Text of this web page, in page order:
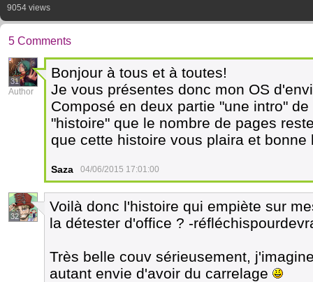
9054 views
5 Comments
31
Author
Bonjour à tous et à toutes!
Je vous présentes donc mon OS
Composé en deux partie "une intro"
"histoire" que le nombre de pages
que cette histoire vous plaira et
Saza 04/06/2015 17:01:00
32
Voilà donc l'histoire qui empiète sur
la détester d'office ? -
Très belle couv sérieusement,
autant envie d'avoir du carrelage